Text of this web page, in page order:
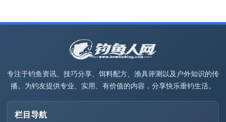
专注于钓鱼资讯、技巧分享、饵料配方、渔具评测以及户外知识的传
播。为钓友提供专业、实用、有价值的内容，分享快乐垂钓生活。
栏目导航